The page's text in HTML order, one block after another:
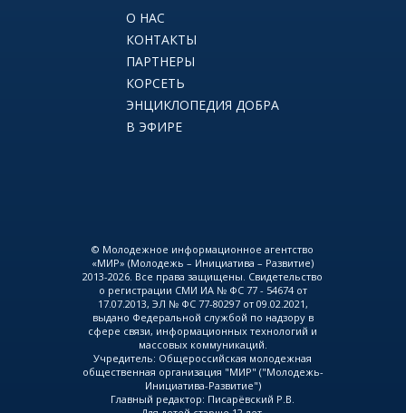
О НАС
КОНТАКТЫ
ПАРТНЕРЫ
КОРСЕТЬ
ЭНЦИКЛОПЕДИЯ ДОБРА
В ЭФИРЕ
© Молодежное информационное агентство
«МИР» (Молодежь – Инициатива – Развитие)
2013-2026. Все права защищены. Свидетельство
о регистрации СМИ ИА № ФС 77 - 54674 от
17.07.2013, ЭЛ № ФС 77-80297 от 09.02.2021,
выдано Федеральной службой по надзору в
сфере связи, информационных технологий и
массовых коммуникаций.
Учредитель: Общероссийская молодежная
общественная организация "МИР" ("Молодежь-
Инициатива-Развитие")
Главный редактор: Писарёвский Р.В.